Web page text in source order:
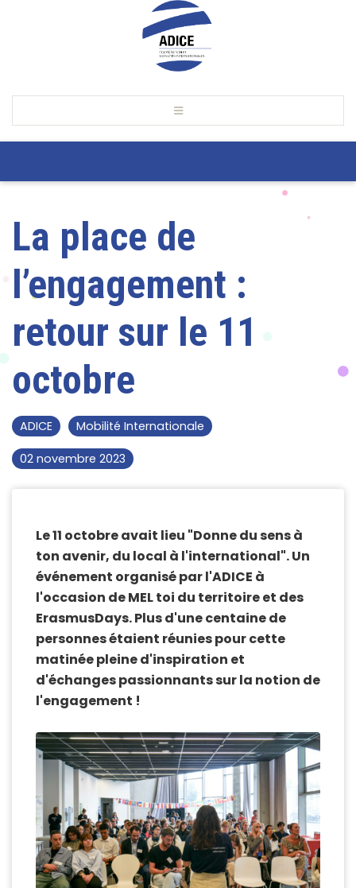
La place de
l’engagement :
retour sur le 11
octobre
ADICE Mobilité Internationale
02 novembre 2023
Le 11 octobre avait lieu "Donne du sens à
ton avenir, du local à l'international". Un
événement organisé par l'ADICE à
l'occasion de MEL toi du territoire et des
ErasmusDays. Plus d'une centaine de
personnes étaient réunies pour cette
matinée pleine d'inspiration et
d'échanges passionnants sur la notion de
l'engagement !